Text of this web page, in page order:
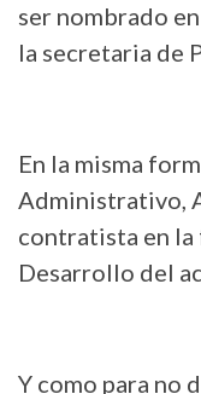
ser nombrado
la secretaria de
En la misma
Administrativo,
contratista en
Desarrollo del
Y como para no